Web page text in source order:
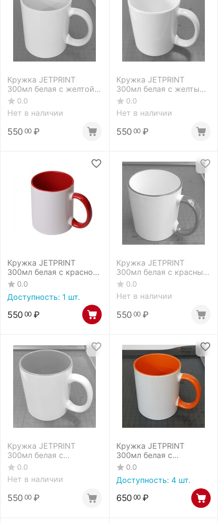
Кружка JETPRINT
300мл белая с желтой
внутренней
поверхностью и с
цветной ручкой
0.0
Нет в наличии
550 00 ₽
Кружка JETPRINT
300мл белая с желтым
ободком и ручкой
0.0
Нет в наличии
550 00 ₽
Кружка JETPRINT
300мл белая с красной
внутренней
поверхностью и с
цветной ручкой
0.0
Доступность: 1 шт.
550 00 ₽
Кружка JETPRINT
300мл белая с красным
ободком и ручкой
0.0
Нет в наличии
550 00 ₽
Кружка JETPRINT
300мл белая с
оранжевой внутренней
поверхностью
0.0
Нет в наличии
550 00 ₽
Кружка JETPRINT
300мл белая с
оранжевой внутренней
поверхностью и
цветной ручкой
(1.06.02.52.4)
0.0
Доступность: 4 шт.
650 00 ₽